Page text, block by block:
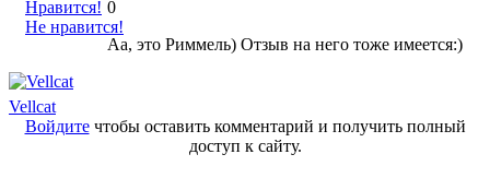
Нравится!
Не нравится!
0
Аа, это Риммель) Отзыв на него тоже имеется:)
Vellcat
Войдитечтобы оставить комментарий и получить полный
доступ к сайту.